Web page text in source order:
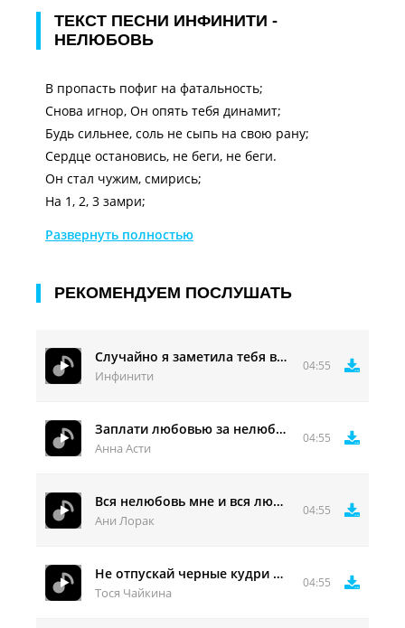
ТЕКСТ ПЕСНИ ИНФИНИТИ -
НЕЛЮБОВЬ
В пропасть пофиг на фатальность;
Снова игнор, Он опять тебя динамит;
Будь сильнее, соль не сыпь на свою рану;
Сердце остановись, не беги, не беги.
Он стал чужим, смирись;
На 1, 2, 3 замри;
Губишь желая вновь;
Сердце остановить, не беги, не беги.
Развернуть полностью
РЕКОМЕНДУЕМ ПОСЛУШАТЬ
Случайно я заметила тебя в такси
Инфинити
04:55
Заплати любовью за нелюбовь, залечи
Анна Асти
04:55
Вся нелюбовь мне и вся любовь мне
Ани Лорак
04:55
Не отпускай черные кудри мне непривычно
Тося Чайкина
04:55